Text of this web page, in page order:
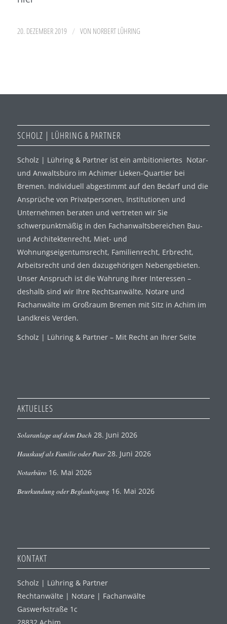
20. DEZEMBER 2019 / VON NORBERT LÜHRING
SCHOLZ | LÜHRING & PARTNER
Scholz | Lühring & Partner ist ein ambitioniertes Notar-
und Anwaltsbüro im Achimer Lieken-Quartier bei
Bremen. Individuell abgestimmt auf den Bedarf und die
Ansprüche von Privatpersonen, Institutionen und
Unternehmen beraten und vertreten wir Sie
schwerpunktmäßig in den Fachanwaltsbereichen Bau-
und Architektenrecht, Miet- und
Wohnungseigentumsrecht, Familienrecht, Erbrecht,
Arbeitsrecht und den dazugehörigen Nebengebieten.
Unser Anspruch ist die Wahrung Ihrer Interessen –
deshalb sind wir Ihre Rechtsanwälte, Notare und
Fachanwälte im Großraum Bremen mit Sitz in Achim im
Landkreis Verden.
Scholz | Lühring & Partner – Mit Recht an Ihrer Seite
AKTUELLES
Solaranlage auf dem Dach 28. Juni 2026
Hauskauf als Familie oder Paar 28. Juni 2026
Notarbüro 16. Mai 2026
Beurkundung oder Beglaubigung 16. Mai 2026
KONTAKT
Scholz | Lühring & Partner
Rechtanwälte | Notare | Fachanwälte
Gaswerkstraße 1c